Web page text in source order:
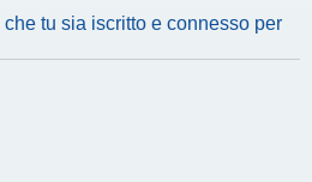
c
che tu sia iscritto e connesso per